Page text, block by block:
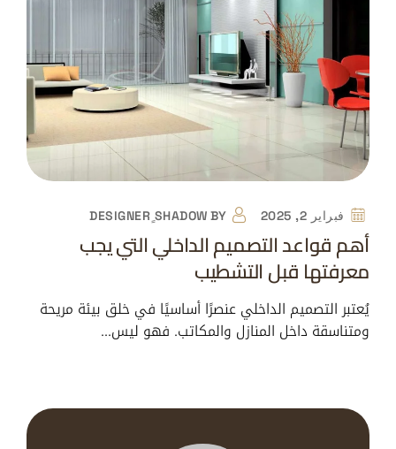
فبراير 2, 2025 BY DESIGNER ٍSHADOW
أهم قواعد التصميم الداخلي التي يجب
معرفتها قبل التشطيب
يُعتبر التصميم الداخلي عنصرًا أساسيًا في خلق بيئة مريحة
ومتناسقة داخل المنازل والمكاتب. فهو ليس…